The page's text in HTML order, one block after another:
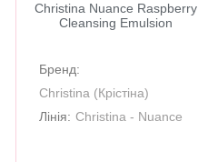
Christina Nuance Raspberry
Cleansing Emulsion
Бренд:
Christina (Крiстiна)
Лінія: Christina - Nuance